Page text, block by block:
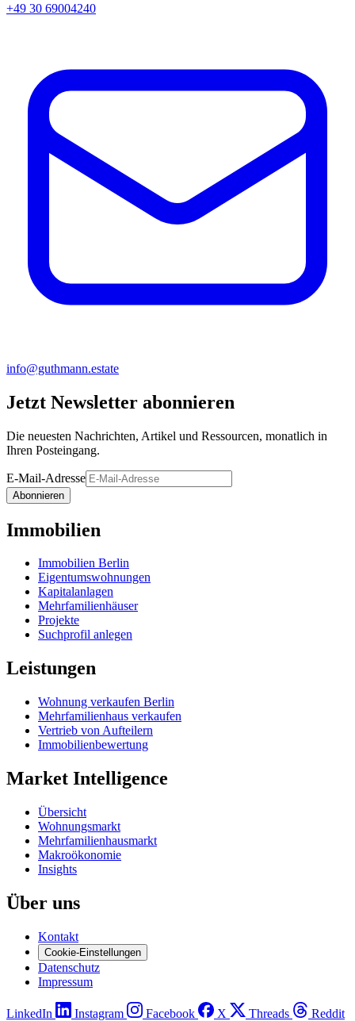
+49 30 69004240
info@guthmann.estate
Jetzt Newsletter abonnieren
Die neuesten Nachrichten, Artikel und Ressourcen, monatlich in
Ihren Posteingang.
E-Mail-Adresse
Abonnieren
Immobilien
Immobilien Berlin
Eigentumswohnungen
Kapitalanlagen
Mehrfamilienhäuser
Projekte
Suchprofil anlegen
Leistungen
Wohnung verkaufen Berlin
Mehrfamilienhaus verkaufen
Vertrieb von Aufteilern
Immobilienbewertung
Market Intelligence
Übersicht
Wohnungsmarkt
Mehrfamilienhausmarkt
Makroökonomie
Insights
Über uns
Kontakt
Cookie-Einstellungen
Datenschutz
Impressum
LinkedIn Instagram Facebook X Threads
Reddit